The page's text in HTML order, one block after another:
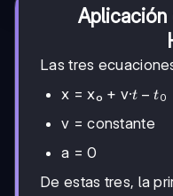
Aplicación
Las tres
x = x₀ + v·t
t₀
t − t0
v = constante
a = 0
De estas tres, la